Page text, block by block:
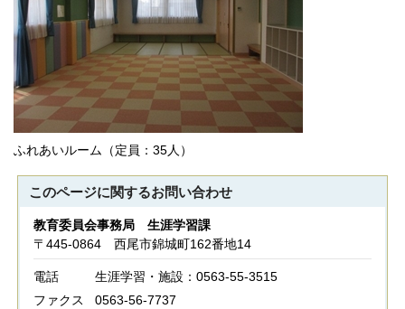
ふれあいルーム（定員：35人）
このページに関するお問い合わせ
教育委員会事務局 生涯学習課
〒445-0864 西尾市錦城町162番地14
電話
生涯学習・施設：0563-55-3515
ファクス
0563-56-7737